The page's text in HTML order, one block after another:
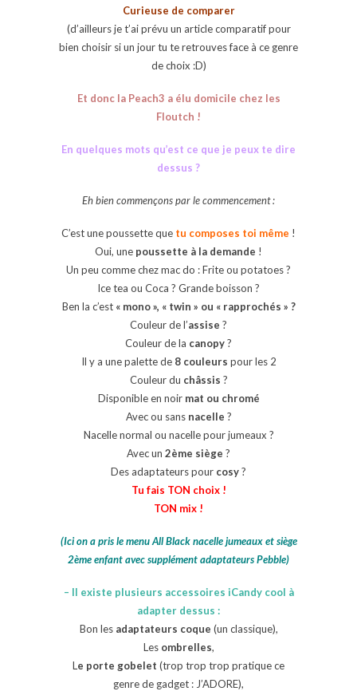
Curieuse de comparer
(d’ailleurs je t’ai prévu un article comparatif pour
bien choisir si un jour tu te retrouves face à ce genre
de choix :D)
Et donc la Peach3 a élu domicile chez les
Floutch !
En quelques mots qu’est ce que je peux te dire
dessus ?
Eh bien commençons par le commencement :
C’est une poussette que tu composes toi même !
Oui, une poussette à la demande !
Un peu comme chez mac do : Frite ou potatoes ?
Ice tea ou Coca ? Grande boisson ?
Ben la c’est« mono », « twin » ou « rapprochés » ?
Couleur de l’assise ?
Couleur de la canopy?
Il y a une palette de 8 couleurs pour les 2
Couleur du châssis ?
Disponible en noir mat ou chromé
Avec ou sans nacelle ?
Nacelle normal ou nacelle pour jumeaux ?
Avec un 2ème siège ?
Des adaptateurs pour cosy?
Tu fais TON choix !
TON mix !
(Ici on a pris le menu All Black nacelle jumeaux et siège
2ème enfant avec supplément adaptateurs Pebble)
– Il existe plusieurs accessoires iCandy cool à
adapter dessus :
Bon lesadaptateurs coque (un classique),
Les ombrelles,
Le porte gobelet (trop trop trop pratique ce
genre de gadget : J’ADORE),